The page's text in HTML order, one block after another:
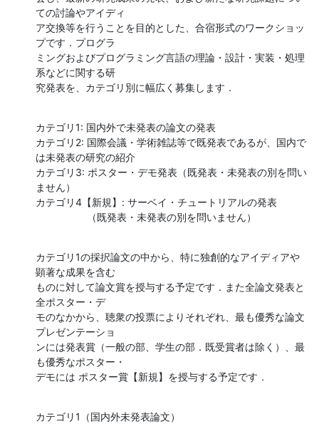
ての討論やアイディ
ア交換等を行うことを目的とした、合宿形式のワークショッ
プです．プログラ
ミングおよびプログラミング言語の理論・設計・実装・処理
系などに関する研
究発表を、カテゴリ別に幅広く募集します．
カテゴリ1: 国内外で未発表の論文の発表
カテゴリ2: 国際会議・学術雑誌等で既発表であるが、国内で
は未発表の研究の紹介
カテゴリ3: ポスター・デモ発表（既発表・未発表の別を問い
ません）
カテゴリ4【新規】: サーベイ・チュートリアルの発表
                  （既発表・未発表の別を問いません）
カテゴリ1の採択論文の中から、特に独創的なアイディアや
顕著な成果を含む
ものに対して論文賞を授与する予定です．また全論文発表と
全ポスター・デ
モのなかから、聴衆の投票によりそれぞれ、最も優秀な論文
プレゼンテーショ
ンには発表賞（一般の部、学生の部．既受賞者は除く）、最
も優秀なポスター・
デモには ポスター賞【新規】を授与する予定です．
カテゴリ1（国内外未発表論文）